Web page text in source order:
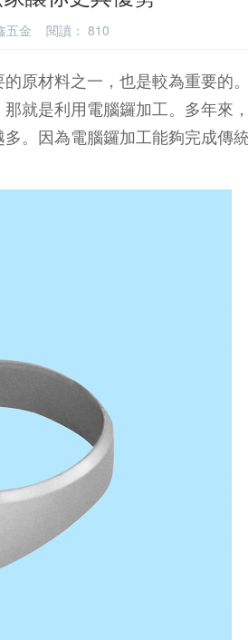
五金 閱讀： 810
原材料之一，也是較為重要的
就是利用電腦鑼加工。多年來
。因為電腦鑼加工能夠完成傳